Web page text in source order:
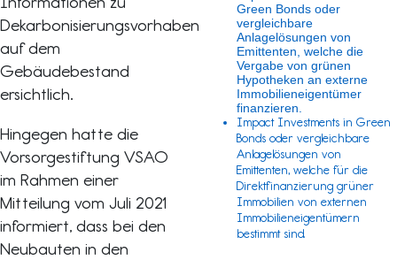
Dekarbonisierungsvorhaben
auf dem
Gebäudebestand
ersichtlich.
Hingegen hatte die
Vorsorgestiftung VSAO
im Rahmen einer
Mitteilung vom Juli 2021
informiert, dass bei den
Neubauten in den
Green Bonds oder
vergleichbare
Anlagelösungen von
Emittenten, welche die
Vergabe von grünen
Hypotheken an externe
Immobilieneigentümer
finanzieren.
Impact Investments in Green
Bonds oder vergleichbare
Anlagelösungen von
Emittenten, welche für die
Direktfinanzierung grüner
Immobilien von externen
Immobilieneigentümern
bestimmt sind.